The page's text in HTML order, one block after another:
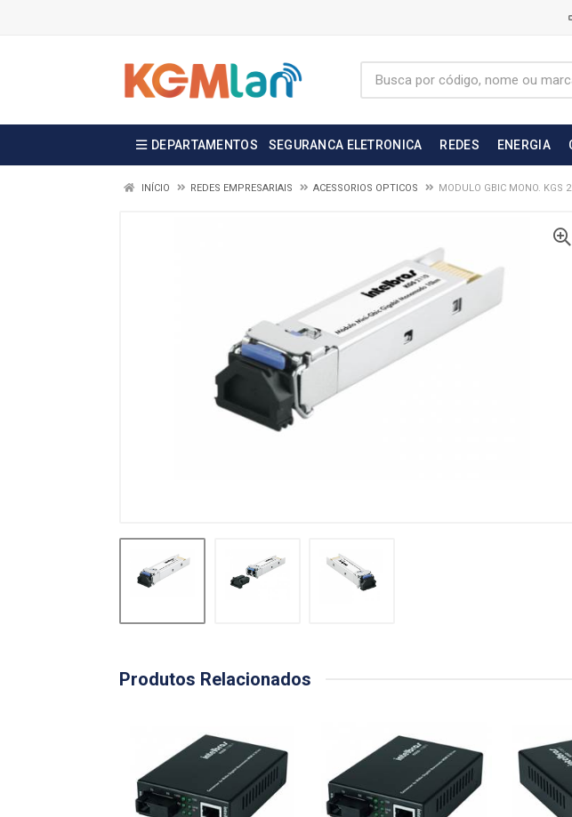
DEPARTAMENTOS SEGURANCA ELETRONICA REDES ENERGIA
INÍCIO REDES EMPRESARIAIS ACESSORIOS OPTICOS MODULO GBIC MONO. KGS
Produtos Relacionados